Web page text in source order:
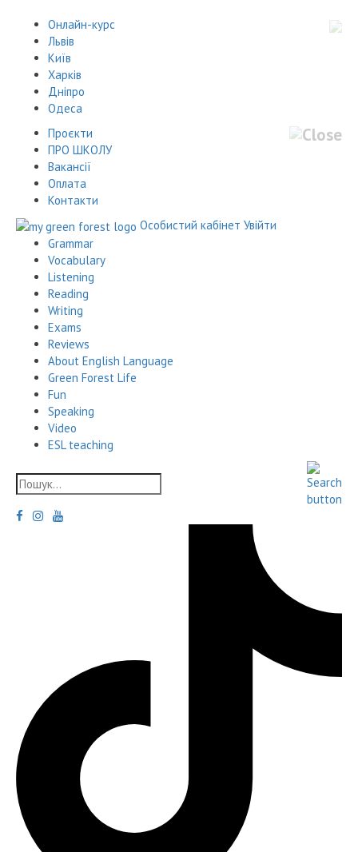
Онлайн-курс
Львів
Київ
Харків
Дніпро
Одеса
Проєкти
ПРО ШКОЛУ
Вакансії
Оплата
Контакти
Особистий кабінет Увійти
Grammar
Vocabulary
Listening
Reading
Writing
Exams
Reviews
About English Language
Green Forest Life
Fun
Speaking
Video
ESL teaching